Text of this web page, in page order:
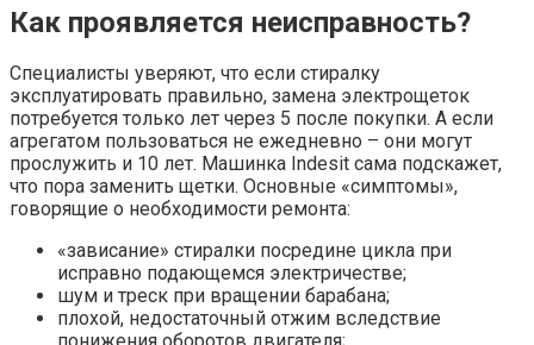
Как проявляется неисправность?
Специалисты уверяют, что если стиралку
эксплуатировать правильно, замена электрощеток
потребуется только лет через 5 после покупки. А если
агрегатом пользоваться не ежедневно – они могут
прослужить и 10 лет. Машинка Indesit сама подскажет,
что пора заменить щетки. Основные «симптомы»,
говорящие о необходимости ремонта:
«зависание» стиралки посредине цикла при
исправно подающемся электричестве;
шум и треск при вращении барабана;
плохой, недостаточный отжим вследствие